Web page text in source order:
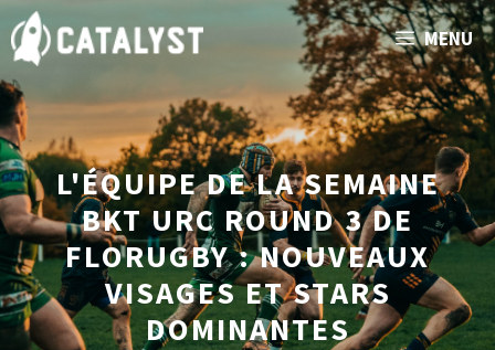
Aller
au
contenu
MENU
L'ÉQUIPE DE LA SEMAINE
BKT URC ROUND 3 DE
FLORUGBY : NOUVEAUX
VISAGES ET STARS
DOMINANTES